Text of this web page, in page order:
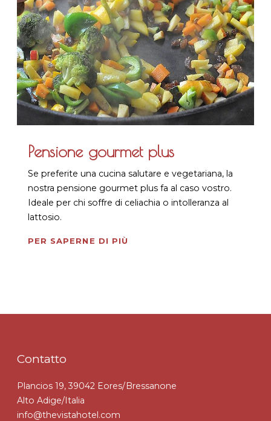
Pensione gourmet plus
Se preferite una cucina salutare e vegetariana, la
nostra pensione gourmet plus fa al caso vostro.
Ideale per chi soffre di celiachia o intolleranza al
lattosio.
PER SAPERNE DI PIÙ
Contatto
Plancios 19, 39042 Eores/Bressanone
Alto Adige/Italia
info@thevistahotel.com